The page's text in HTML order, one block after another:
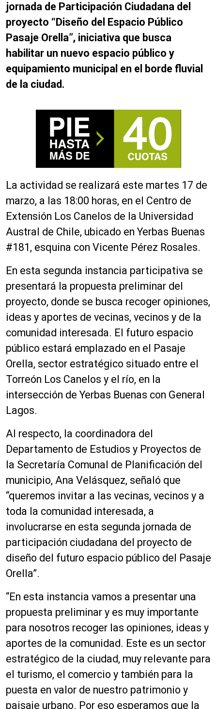
jornada de Participación Ciudadana del
proyecto “Diseño del Espacio Público
Pasaje Orella”, iniciativa que busca
habilitar un nuevo espacio público y
equipamiento municipal en el borde fluvial
de la ciudad.
La actividad se realizará este martes 17 de
marzo, a las 18:00 horas, en el Centro de
Extensión Los Canelos de la Universidad
Austral de Chile, ubicado en Yerbas Buenas
#181, esquina con Vicente Pérez Rosales.
En esta segunda instancia participativa se
presentará la propuesta preliminar del
proyecto, donde se busca recoger opiniones,
ideas y aportes de vecinas, vecinos y de la
comunidad interesada. El futuro espacio
público estará emplazado en el Pasaje
Orella, sector estratégico situado entre el
Torreón Los Canelos y el río, en la
intersección de Yerbas Buenas con General
Lagos.
Al respecto, la coordinadora del
Departamento de Estudios y Proyectos de
la Secretaría Comunal de Planificación del
municipio, Ana Velásquez, señaló que
“queremos invitar a las vecinas, vecinos y a
toda la comunidad interesada, a
involucrarse en esta segunda jornada de
participación ciudadana del proyecto de
diseño del futuro espacio público del Pasaje
Orella”.
“En esta instancia vamos a presentar una
propuesta preliminar y es muy importante
para nosotros recoger las opiniones, ideas y
aportes de la comunidad. Este es un sector
estratégico de la ciudad, muy relevante para
el turismo, el comercio y también para la
puesta en valor de nuestro patrimonio y
paisaje urbano. Por eso esperamos que la